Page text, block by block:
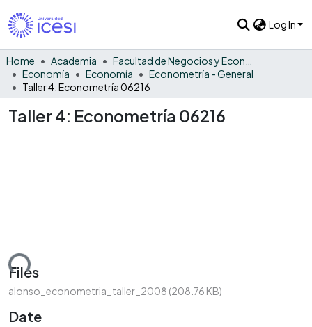
Log In
Home Academia
Economía
Economía
Econometría - General
Taller 4: Econometría 06216
Taller 4: Econometría 06216
Files
alonso_econometria_taller_2008 (208.76 KB)
Date